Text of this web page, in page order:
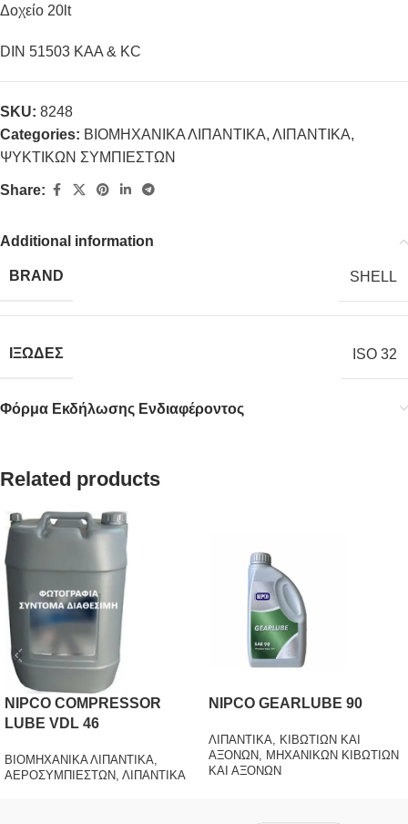
Δοχείο 20lt
DIN 51503 KAA & KC
SKU: 8248
Categories: ΒΙΟΜΗΧΑΝΙΚΑ ΛΙΠΑΝΤΙΚΑ, ΛΙΠΑΝΤΙΚΑ,
ΨΥΚΤΙΚΩΝ ΣΥΜΠΙΕΣΤΩΝ
Share:
Additional information
BRAND SHELL
ΙΞΩΔΕΣ ISO 32
Φόρμα Εκδήλωσης Ενδιαφέροντος
Related products
NIPCO COMPRESSOR
LUBE VDL 46
ΒΙΟΜΗΧΑΝΙΚΑ ΛΙΠΑΝΤΙΚΑ,
ΑΕΡΟΣΥΜΠΙΕΣΤΩΝ, ΛΙΠΑΝΤΙΚΑ
NIPCO GEARLUBE 90
ΛΙΠΑΝΤΙΚΑ, ΚΙΒΩΤΙΩΝ ΚΑΙ
ΑΞΟΝΩΝ, ΜΗΧΑΝΙΚΩΝ ΚΙΒΩΤΙΩΝ
ΚΑΙ ΑΞΟΝΩΝ